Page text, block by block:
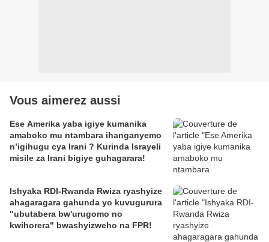
Vous aimerez aussi
Ese Amerika yaba igiye kumanika
amaboko mu ntambara ihanganyemo
n’igihugu cya Irani ? Kurinda Israyeli
misile za Irani bigiye guhagarara!
Ishyaka RDI-Rwanda Rwiza ryashyize
ahagaragara gahunda yo kuvugurura
"ubutabera bw'urugomo no
kwihorera" bwashyizweho na FPR!